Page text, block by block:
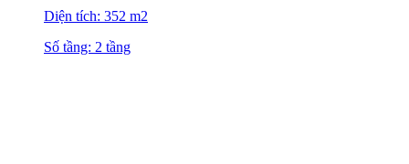
Diện tích: 352 m2
Số tầng: 2 tầng